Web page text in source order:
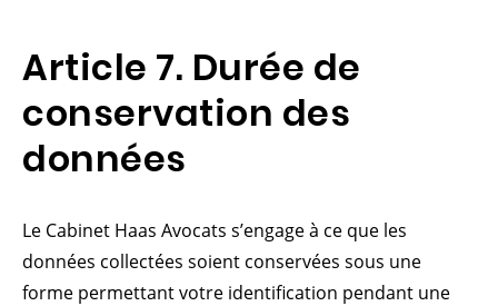
Article 7. Durée de
conservation des
données
Le Cabinet Haas Avocats s’engage à ce que les
données collectées soient conservées sous une
forme permettant votre identification pendant une